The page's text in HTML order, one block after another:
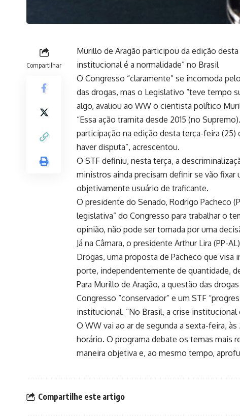
Compartilhar
Murillo de Aragão participou da edição
institucional é a normalidade” no Brasil
O Congresso “claramente” se incomoda
das drogas, mas o Legislativo “teve tempo
algo, avaliou ao WW o cientista político
“Essa ação tramita desde 2015 (no
participação na edição desta terça-feira (25)
haver disputa”, acrescentou.
O STF definiu, nesta terça, a
ministros ainda precisam definir se vão fixar
objetivamente usuário de traficante.
O presidente do Senado, Rodrigo Pacheco
legislativa” do Congresso para trabalhar o
opinião, não pode ser tomada por uma
Já na Câmara, o presidente Arthur Lira (PP-
Drogas, uma proposta de Pacheco que
porte, independentemente de quantidade,
Para Murillo de Aragão, a questão das
Congresso “conservador” e um STF
institucional. “No Brasil, a crise institucional
O WW vai ao ar de segunda a sexta-feira,
horário. O programa debate os temas mais
maneira objetiva e, ao mesmo tempo,
Compartilhe este artigo